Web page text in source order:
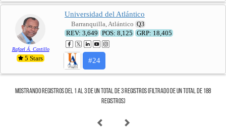
Rafael Á. Castillo
5 Stars
Universidad del Atlántico
Barranquilla, Atlántico Q3
REV: 3,649 POS: 8,125 GRP: 18,405
#24
Mostrando registros del 1 al 3 de un total de 3 registros (filtrado de un total de 188
registros)